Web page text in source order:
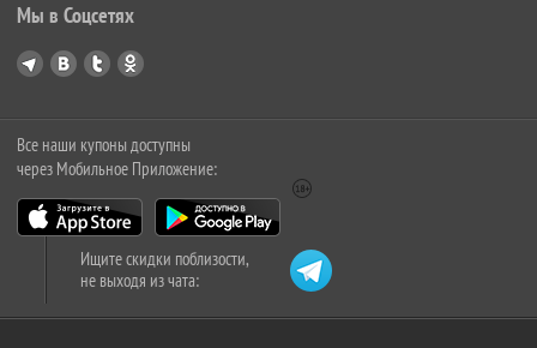
Мы в Соцсетях
Все наши купоны доступны
через Мобильное Приложение:
Ищите скидки поблизости,
не выходя из чата: